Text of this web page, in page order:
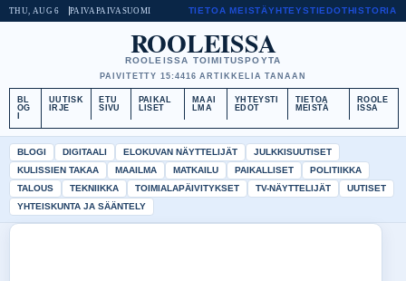
THU, AUG 6 PAIVAPAIVASUOMI TIETOA MEISTÄYHTEYSTIEDOTHISTORIA
ROOLEISSA
ROOLEISSA TOIMITUSPOYTA
PAIVITETTY 15:4416 ARTIKKELIA TANAAN
BL
OG
UUTISK
IRJE
ETU
SIVU
PAIKAL
LISET
MAAI
LMA
YHTEYSTI
EDOT
TIETOA
MEISTÄ
ROOLE
ISSA
BLOGI DIGITAALI ELOKUVAN NÄYTTELIJÄT
JULKKISUUTISET
KULISSIEN TAKAA
MAAILMA MATKAILU PAIKALLISET
POLITIIKKA
TALOUS
TEKNIIKKA TOIMIALAPÄIVITYKSET TV-NÄYTTELIJÄT
UUTISET
YHTEISKUNTA JA SÄÄNTELY